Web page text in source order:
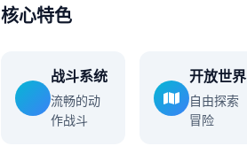
核心特色
战斗系统
流畅的动
作战斗
开放世界
自由探索
冒险